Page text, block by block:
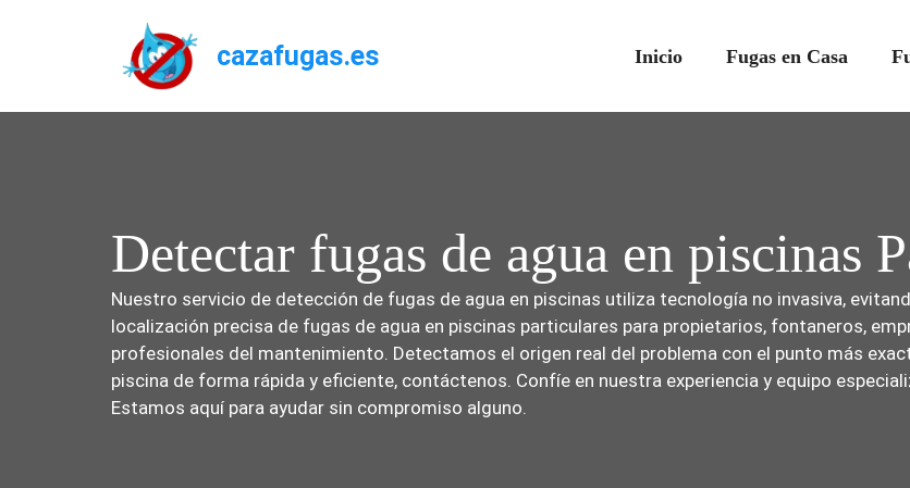
cazafugas.es Inicio Fugas en Casa
Detectar fugas de agua en piscinas
Nuestro servicio de detección de fugas de agua en piscinas utiliza tecnología no invasiva,
localización precisa de fugas de agua en piscinas particulares para propietarios, fontaneros,
profesionales del mantenimiento. Detectamos el origen real del problema con el punto más
piscina de forma rápida y eficiente, contáctenos. Confíe en nuestra experiencia y equipo
Estamos aquí para ayudar sin compromiso alguno.